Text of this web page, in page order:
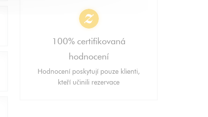
100% certifikovaná
hodnocení
Hodnocení poskytují pouze klienti,
kteří učinili rezervace